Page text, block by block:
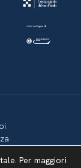
Per maggiori